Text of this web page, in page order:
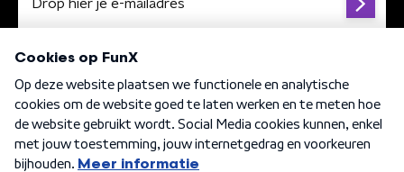
Algemene voorwaarden Privacybeleid